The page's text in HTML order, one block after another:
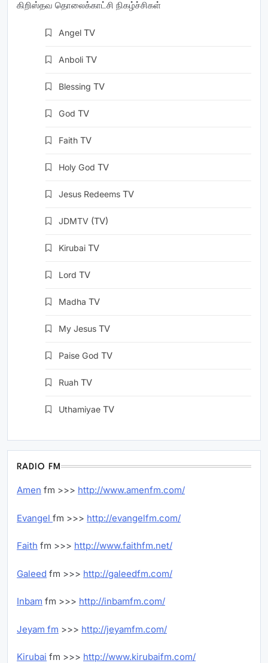
கிறிஸ்தவ தொலைக்காட்சி நிகழ்ச்சிகள்
Angel TV
Anboli TV
Blessing TV
God TV
Faith TV
Holy God TV
Jesus Redeems TV
JDMTV (TV)
Kirubai TV
Lord TV
Madha TV
My Jesus TV
Paise God TV
Ruah TV
Uthamiyae TV
RADIO FM
Amen fm >>> http://www.amenfm.com/
Evangel fm >>> http://evangelfm.com/
Faith fm >>> http://www.faithfm.net/
Galeed fm >>> http://galeedfm.com/
Inbam fm >>> http://inbamfm.com/
Jeyam fm >>> http://jeyamfm.com/
Kirubai fm >>> http://www.kirubaifm.com/